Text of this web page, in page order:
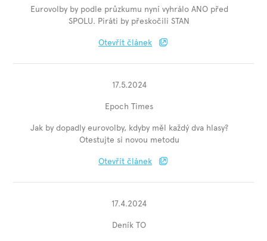
Eurovolby by podle průzkumu nyní vyhrálo ANO před
SPOLU. Piráti by přeskočili STAN
Otevřít článek
17.5.2024
Epoch Times
Jak by dopadly eurovolby, kdyby měl každý dva hlasy?
Otestujte si novou metodu
Otevřít článek
17.4.2024
Deník TO